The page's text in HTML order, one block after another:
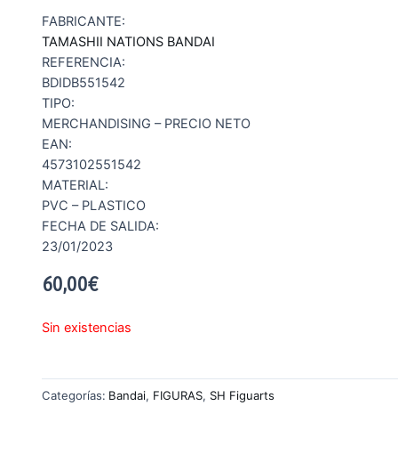
FABRICANTE:
TAMASHII NATIONS BANDAI
REFERENCIA:
BDIDB551542
TIPO:
MERCHANDISING – PRECIO NETO
EAN:
4573102551542
MATERIAL:
PVC – PLASTICO
FECHA DE SALIDA:
23/01/2023
60,00€
Sin existencias
Categorías: Bandai, FIGURAS, SH Figuarts